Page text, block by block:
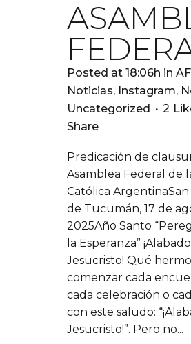
Posted at 18:06h in
Noticias, Instagram,
Uncategorized
2
Share
Predicación de
Asamblea Federal de
Católica ArgentinaSan
de Tucumán, 17 de
2025Año Santo
la Esperanza”
Jesucristo! Qué
comenzar cada
cada celebración o
con este saludo:
Jesucristo!”. Pero no...